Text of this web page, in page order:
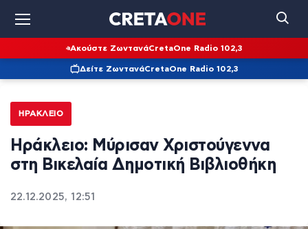
Ακούστε ΖωντανάCretaOne Radio 102,3
Δείτε ΖωντανάCretaOne Radio 102,3
ΗΡΆΚΛΕΙΟ
Ηράκλειο: Μύρισαν Χριστούγεννα
στη Βικελαία Δημοτική Βιβλιοθήκη
22.12.2025, 12:51